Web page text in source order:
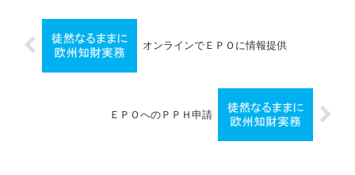
オンラインでＥＰＯに情報提供
ＥＰＯへのＰＰＨ申請